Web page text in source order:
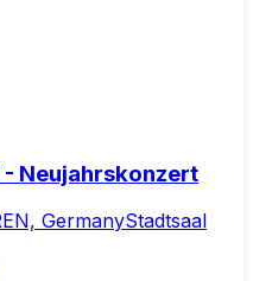
Neujahrskonzert
GermanyStadtsaal